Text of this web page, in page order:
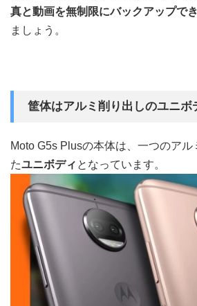
真と動画を無制限にバックアップで
ましょう。
筐体はアルミ削り出しのユニボ
Moto G5s Plusの本体は、一つのアル
たユニボディ となっています。